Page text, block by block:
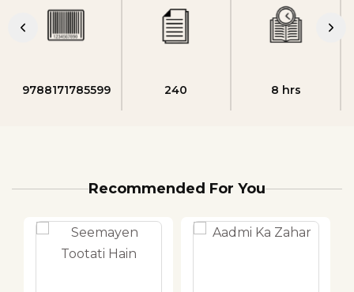
9788171785599 240 8 hrs
Recommended For You